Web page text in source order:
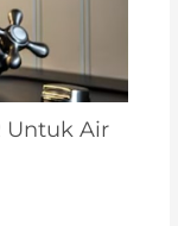
Untuk Air